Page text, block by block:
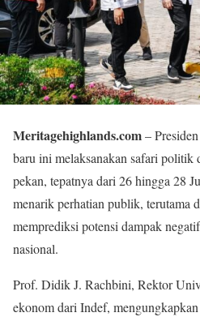
Meritagehighlands.com–
baru ini melaksanakan safari politik
pekan, tepatnya dari 26 hingga 28
menarik perhatian publik, terutama
memprediksi potensi dampak
nasional.
Prof. Didik J. Rachbini, Rektor
ekonom dari Indef,